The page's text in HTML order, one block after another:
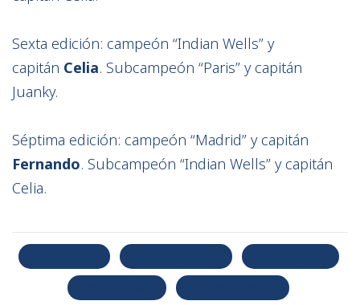
Sexta edición: campeón “Indian Wells” y
capitán Celia. Subcampeón “Paris” y capitán
Juanky.
Séptima edición: campeón “Madrid” y capitán
Fernando. Subcampeón “Indian Wells” y capitán
Celia.